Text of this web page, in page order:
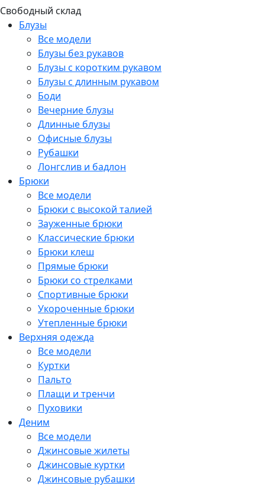
Свободный склад
Блузы
Все модели
Блузы без рукавов
Блузы с коротким рукавом
Блузы с длинным рукавом
Боди
Вечерние блузы
Длинные блузы
Офисные блузы
Рубашки
Лонгслив и бадлон
Брюки
Все модели
Брюки с высокой талией
Зауженные брюки
Классические брюки
Брюки клеш
Прямые брюки
Брюки со стрелками
Спортивные брюки
Укороченные брюки
Утепленные брюки
Верхняя одежда
Все модели
Куртки
Пальто
Плащи и тренчи
Пуховики
Деним
Все модели
Джинсовые жилеты
Джинсовые куртки
Джинсовые рубашки